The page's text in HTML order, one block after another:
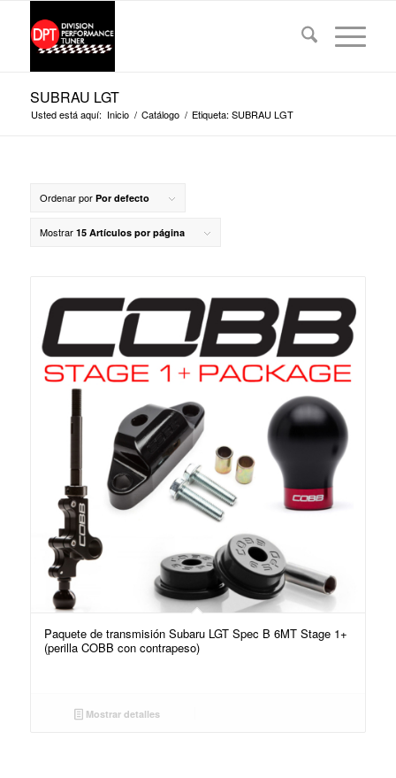
SUBRAU LGT
Usted está aquí: Inicio / Catálogo / Etiqueta: SUBRAU LGT
Ordenar por Por defecto
Mostrar 15 Artículos por página
Paquete de transmisión Subaru LGT Spec B 6MT Stage 1+
(perilla COBB con contrapeso)
Mostrar detalles